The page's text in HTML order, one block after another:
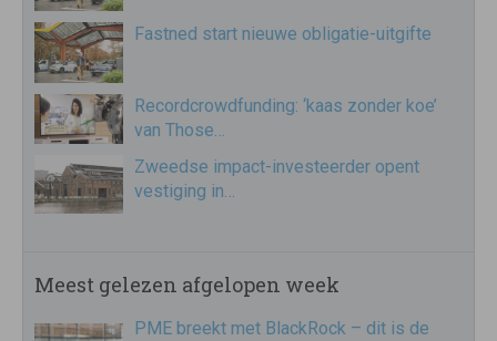
Fastned start nieuwe obligatie-uitgifte
Recordcrowdfunding: ‘kaas zonder koe’
van Those…
Zweedse impact-investeerder opent
vestiging in…
Meest gelezen afgelopen week
PME breekt met BlackRock – dit is de